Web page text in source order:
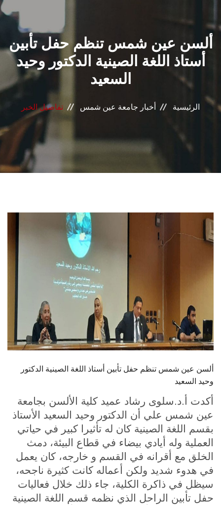
القطاعـات
الشئون الأكاديمية
البحث العلمي
المراكز والوحدات
الأنظمة الذكية
الطلاب
هيئة التدريس
الخريجين
الموظفون
الزائـرون
سجل الان
ألسن عين شمس تنظم حفل تأبين
أستاذ اللغة الصينية الدكتور وحيد
السعيد
الرئيسية أخبار جامعة عين شمس تفاصيل الخبر
ألسن عين شمس تنظم حفل تأبين أستاذ اللغة الصينية الدكتور
وحيد السعيد
أكدت أ.د.سلوى رشاد عميد كلية الألسن بجامعة
عين شمس علي أن الدكتور وحيد السعيد الأستاذ
بقسم اللغة الصينية كان له تأثيرا كبير في حياتي
العملية وله أيادي بيضاء في قطاع البيئة، دمث
الخلق مع أقرانه في القسم و خارجه، كان يعمل
في هدوء شديد ولكن أعماله كانت كثيرة ناجحه،
سيظل في ذاكرة الكلية، جاء ذلك خلال فعاليات
حفل تأبين الراحل الذي نظمه قسم اللغة الصينية